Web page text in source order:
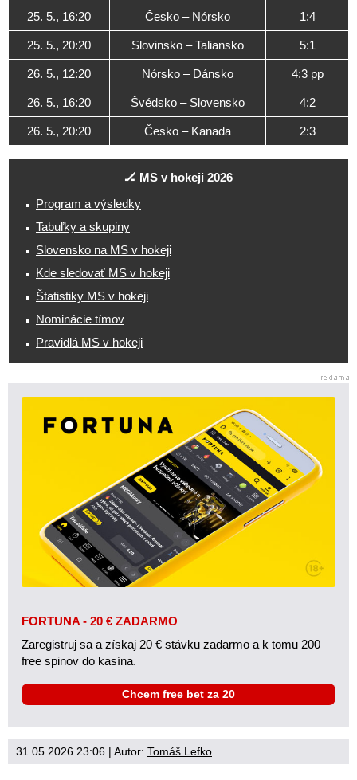
25. 5., 16:20 Česko – Nórsko 1:4
25. 5., 20:20 Slovinsko – Taliansko 5:1
26. 5., 12:20 Nórsko – Dánsko 4:3 pp
26. 5., 16:20 Švédsko – Slovensko 4:2
26. 5., 20:20 Česko – Kanada 2:3
🏒 MS v hokeji 2026
Program a výsledky
Tabuľky a skupiny
Slovensko na MS v hokeji
Kde sledovať MS v hokeji
Štatistiky MS v hokeji
Nominácie tímov
Pravidlá MS v hokeji
FORTUNA - 20 € ZADARMO
Zaregistruj sa a získaj 20 € stávku zadarmo a k tomu 200
free spinov do kasína.
Chcem free bet za 20
31.05.2026 23:06 | Autor: Tomáš Lefko